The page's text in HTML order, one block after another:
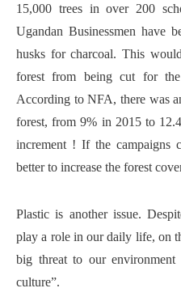
15,000 trees in over 200
Ugandan Businessmen have
husks for charcoal. This
forest from being cut for
According to NFA, there was
forest, from 9% in 2015 to
increment ! If the campaigns
better to increase the forest
Plastic is another issue.
play a role in our daily life, on
big threat to our
culture”.